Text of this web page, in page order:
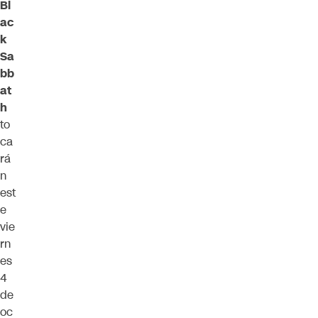
Bl
ac
k
Sa
bb
at
h
to
ca
rá
n
est
e
vie
rn
es
4
de
oc